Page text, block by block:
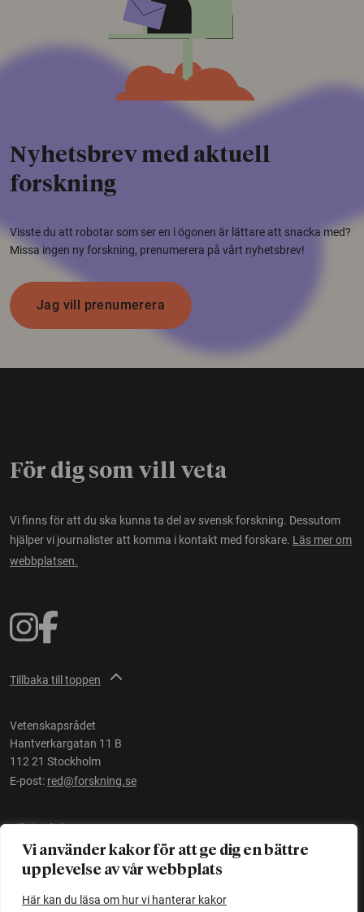
Vi använder kakor för att ge dig en bättre
upplevelse av vår webbplats
Här kan du läsa om hur vi hanterar kakor
Nyhetsbrev med aktuell
forskning
Visste du att robotar som ser en i ögonen är lättare att snacka med?
Missa ingen ny forskning, prenumerera på vårt nyhetsbrev!
Jag vill prenumerera
För dig som vill veta
Vi finns för att du ska kunna ta del av svensk forskning. Dessutom
hjälper vi journalister att komma i kontakt med forskare. Läs mer om
webbplatsen.
Tillbaka till toppen
Vetenskapsrådet
Hantverkargatan 11 B
112 21 Stockholm
E-post: red@forskning.se
Tillgänglighet
Ett initiativ avVetenskapsrådet